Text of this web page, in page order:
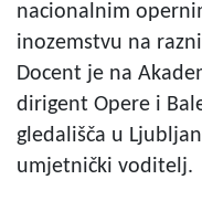
nacionalnim
inozemstvu na
Docent je na
dirigent Opere i
gledališča u
umjetnički voditelj.